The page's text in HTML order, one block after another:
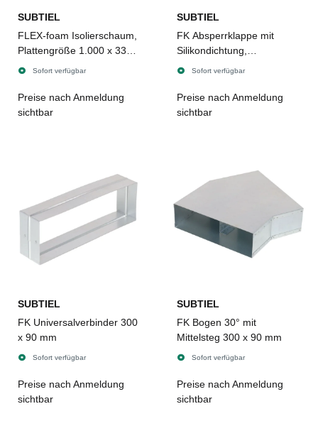
SUBTIEL
FLEX-foam Isolierschaum,
Plattengröße 1.000 x 330 x
4 mm, selbstklebend
Sofort verfügbar
Preise nach Anmeldung
sichtbar
SUBTIEL
FK Absperrklappe mit
Silikondichtung,
Biegewelle/Bowdenzug und
mm
Sofort verfügbar
Preise nach Anmeldung
sichtbar
SUBTIEL
FK Universalverbinder 300
x 90 mm
Sofort verfügbar
Preise nach Anmeldung
sichtbar
SUBTIEL
FK Bogen 30° mit
Mittelsteg 300 x 90 mm
Sofort verfügbar
Preise nach Anmeldung
sichtbar